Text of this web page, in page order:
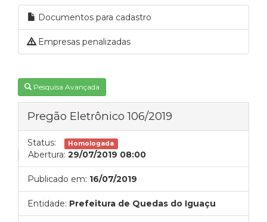
Documentos para cadastro
Empresas penalizadas
Pesquisa Avançada
Pregão Eletrônico 106/2019
Status: Homologada
Abertura: 29/07/2019 08:00
Publicado em: 16/07/2019
Entidade: Prefeitura de Quedas do Iguaçu